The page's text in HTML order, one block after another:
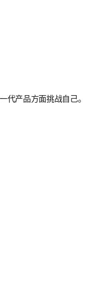
代产品方面挑战自己。